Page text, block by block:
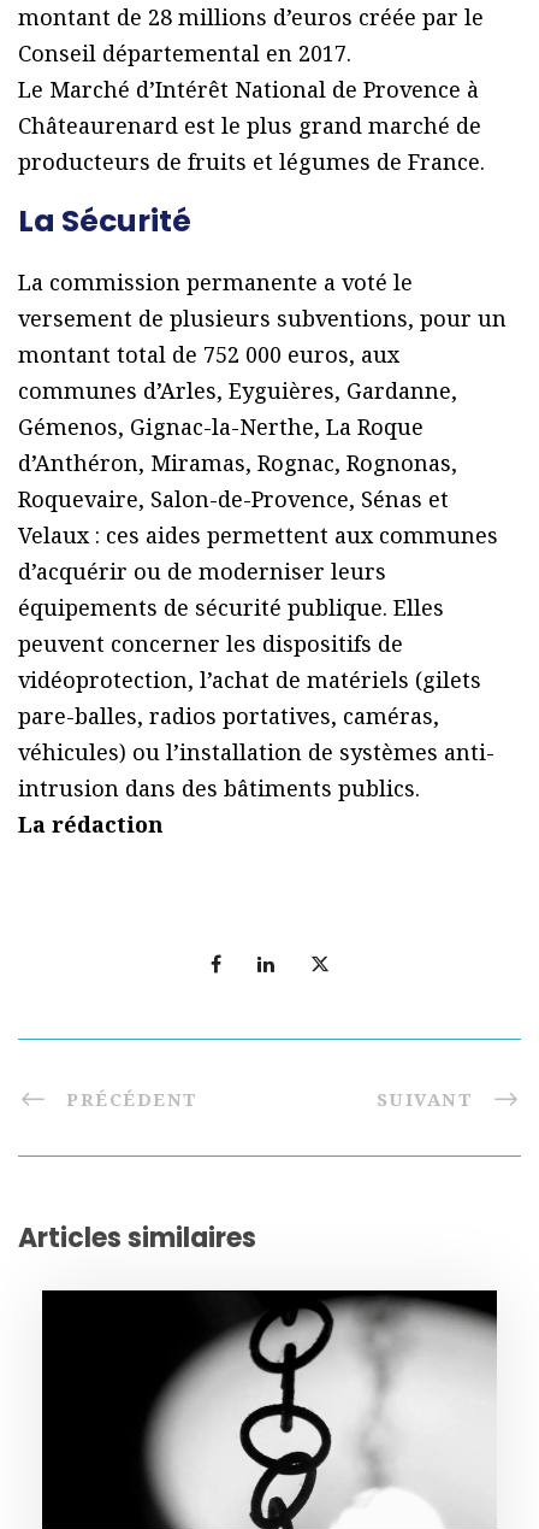
montant de 28 millions d’euros créée par le
Conseil départemental en 2017.
Le Marché d’Intérêt National de Provence à
Châteaurenard est le plus grand marché de
producteurs de fruits et légumes de France.
La Sécurité
La commission permanente a voté le
versement de plusieurs subventions, pour un
montant total de 752 000 euros, aux
communes d’Arles, Eyguières, Gardanne,
Gémenos, Gignac-la-Nerthe, La Roque
d’Anthéron, Miramas, Rognac, Rognonas,
Roquevaire, Salon-de-Provence, Sénas et
Velaux : ces aides permettent aux communes
d’acquérir ou de moderniser leurs
équipements de sécurité publique. Elles
peuvent concerner les dispositifs de
vidéoprotection, l’achat de matériels (gilets
pare-balles, radios portatives, caméras,
véhicules) ou l’installation de systèmes anti-
intrusion dans des bâtiments publics.
La rédaction
PRÉCÉDENT SUIVANT
Articles similaires